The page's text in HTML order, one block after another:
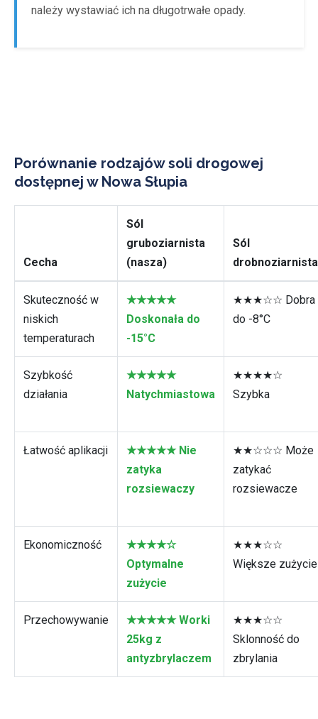
należy wystawiać ich na długotrwałe opady.
Porównanie rodzajów soli drogowej
dostępnej w Nowa Słupia
Cecha
Sól
gruboziarnista
(nasza)
Sól
drobnoziarnista
Skuteczność w
niskich
temperaturach
★★★★★
Doskonała do
-15°C
★★★☆☆ Dobra
do -8°C
Szybkość
działania
★★★★★
Natychmiastowa
★★★★☆
Szybka
Łatwość aplikacji
★★★★★ Nie
zatyka
rozsiewaczy
★★☆☆☆ Może
zatykać
rozsiewacze
Ekonomiczność
★★★★☆
Optymalne
zużycie
★★★☆☆
Większe zużycie
Przechowywanie
★★★★★ Worki
25kg z
antyzbrylaczem
★★★☆☆
Sklonność do
zbrylania